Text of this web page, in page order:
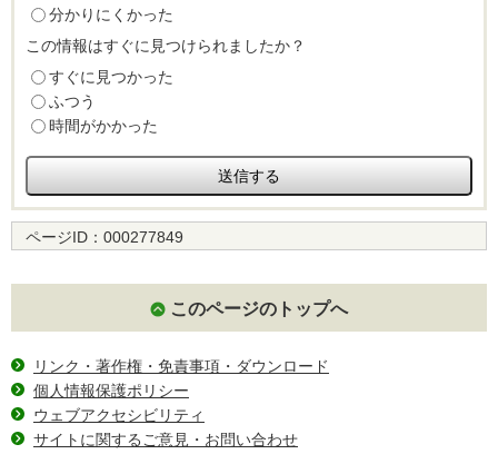
分かりにくかった
この情報はすぐに見つけられましたか？
すぐに見つかった
ふつう
時間がかかった
ページID： 000277849
このページのトップへ
リンク・著作権・免責事項・ダウンロード
個人情報保護ポリシー
ウェブアクセシビリティ
サイトに関するご意見・お問い合わせ